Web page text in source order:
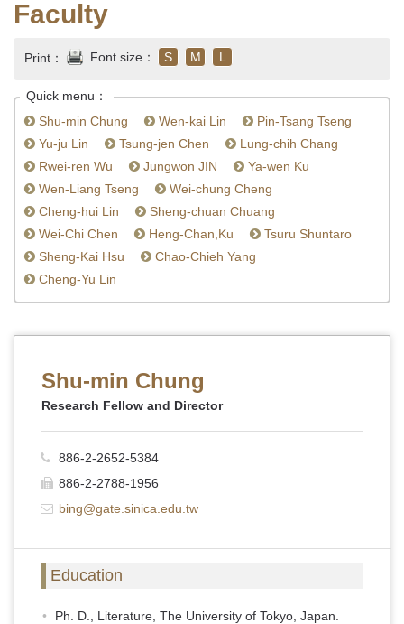
Faculty
Print： Font size： S M L
Quick menu：
Shu-min Chung
Wen-kai Lin
Pin-Tsang Tseng
Yu-ju Lin
Tsung-jen Chen
Lung-chih Chang
Rwei-ren Wu
Jungwon JIN
Ya-wen Ku
Wen-Liang Tseng
Wei-chung Cheng
Cheng-hui Lin
Sheng-chuan Chuang
Wei-Chi Chen
Heng-Chan,Ku
Tsuru Shuntaro
Sheng-Kai Hsu
Chao-Chieh Yang
Cheng-Yu Lin
Shu-min Chung
Research Fellow and Director
886-2-2652-5384
886-2-2788-1956
bing@gate.sinica.edu.tw
Education
Ph. D., Literature, The University of Tokyo, Japan.